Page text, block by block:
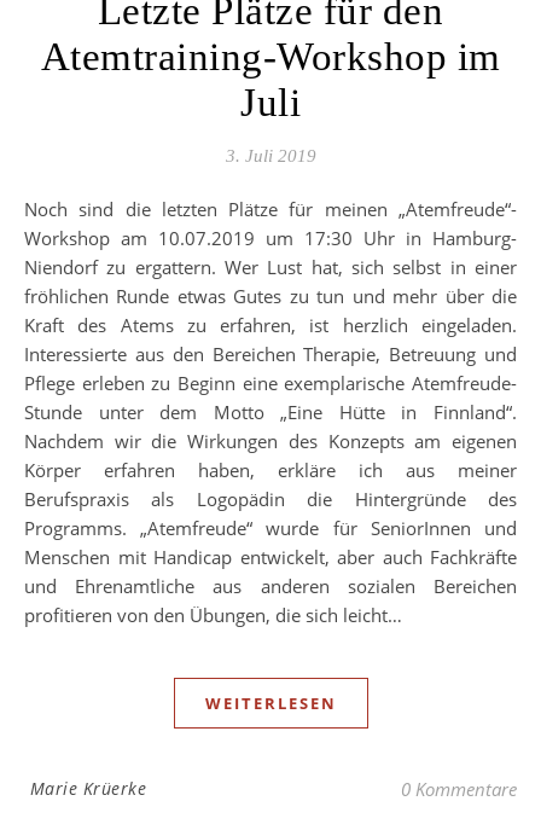
Letzte Plätze für den
Atemtraining-Workshop im
Juli
3. Juli 2019
Noch sind die letzten Plätze für meinen „Atemfreude“-
Workshop am 10.07.2019 um 17:30 Uhr in Hamburg-
Niendorf zu ergattern. Wer Lust hat, sich selbst in einer
fröhlichen Runde etwas Gutes zu tun und mehr über die
Kraft des Atems zu erfahren, ist herzlich eingeladen.
Interessierte aus den Bereichen Therapie, Betreuung und
Pflege erleben zu Beginn eine exemplarische Atemfreude-
Stunde unter dem Motto „Eine Hütte in Finnland“.
Nachdem wir die Wirkungen des Konzepts am eigenen
Körper erfahren haben, erkläre ich aus meiner
Berufspraxis als Logopädin die Hintergründe des
Programms. „Atemfreude“ wurde für SeniorInnen und
Menschen mit Handicap entwickelt, aber auch Fachkräfte
und Ehrenamtliche aus anderen sozialen Bereichen
profitieren von den Übungen, die sich leicht…
WEITERLESEN
Marie Krüerke 0 Kommentare